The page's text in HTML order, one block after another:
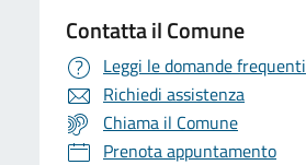
Contatta il Comune
Leggi le domande frequenti
Richiedi assistenza
Chiama il Comune
Prenota appuntamento